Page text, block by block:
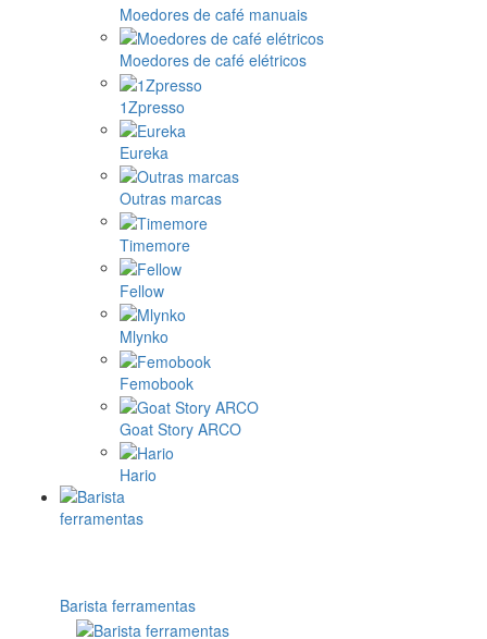
Moedores de café manuais
Moedores de café elétricos
1Zpresso
Eureka
Outras marcas
Timemore
Fellow
Mlynko
Femobook
Goat Story ARCO
Hario
Barista ferramentas